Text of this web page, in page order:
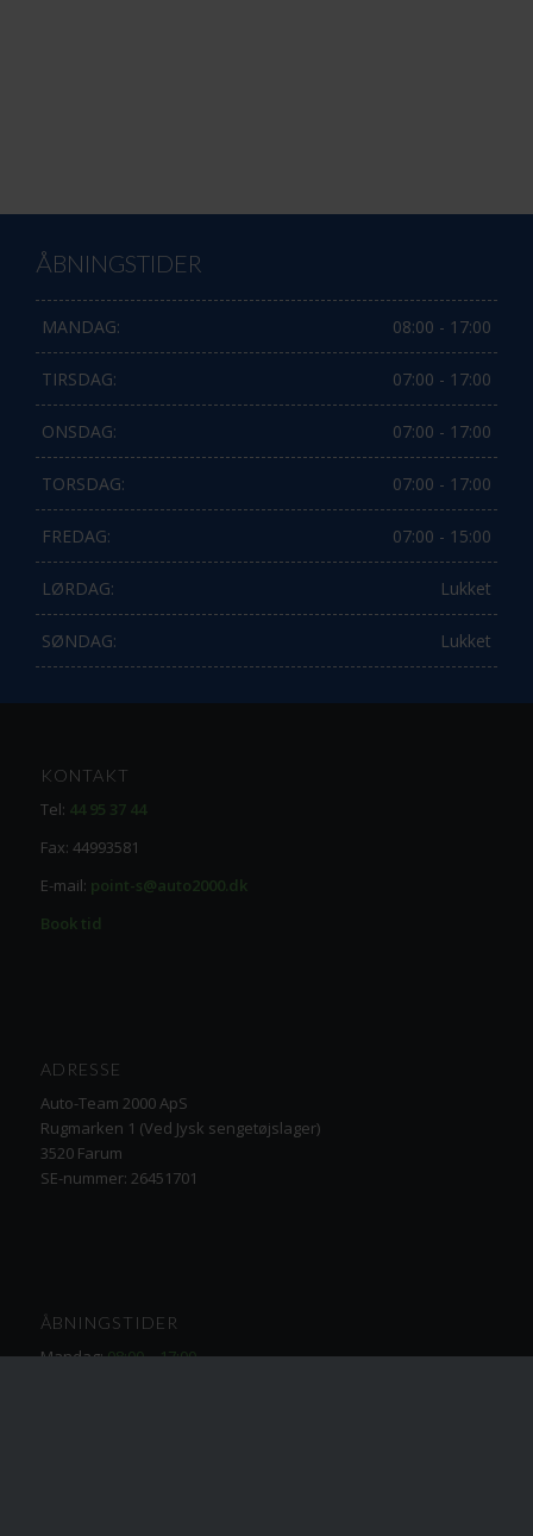
ÅBNINGSTIDER
MANDAG: 08:00 - 17:00
TIRSDAG: 07:00 - 17:00
ONSDAG: 07:00 - 17:00
TORSDAG: 07:00 - 17:00
FREDAG: 07:00 - 15:00
LØRDAG: Lukket
SØNDAG: Lukket
KONTAKT
Tel: 44 95 37 44
Fax: 44993581
E-mail: point-s@auto2000.dk
Book tid
ADRESSE
Auto-Team 2000 ApS
Rugmarken 1 (Ved Jysk sengetøjslager)
3520 Farum
SE-nummer: 26451701
ÅBNINGSTIDER
Mandag:08:00 – 17:00